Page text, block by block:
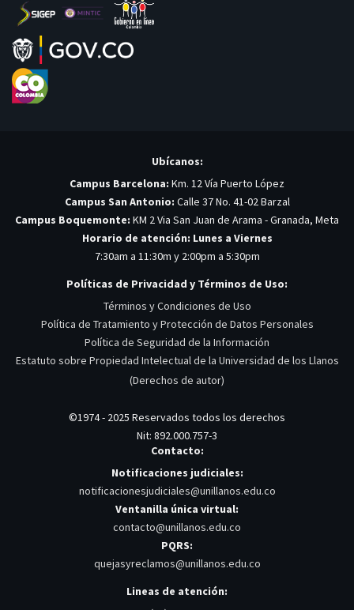
Ubícanos:
Campus Barcelona: Km. 12 Vía Puerto López
Campus San Antonio: Calle 37 No. 41-02 Barzal
Campus Boquemonte: KM 2 Via San Juan de Arama - Granada, Meta
Horario de atención: Lunes a Viernes
7:30am a 11:30m y 2:00pm a 5:30pm
Políticas de Privacidad y Términos de Uso:
Términos y Condiciones de Uso
Política de Tratamiento y Protección de Datos Personales
Política de Seguridad de la Información
Estatuto sobre Propiedad Intelectual de la Universidad de los Llanos
(Derechos de autor)
©1974 - 2025 Reservados todos los derechos
Nit: 892.000.757-3
Contacto:
Notificaciones judiciales:
notificacionesjudiciales@unillanos.edu.co
Ventanilla única virtual:
contacto@unillanos.edu.co
PQRS:
quejasyreclamos@unillanos.edu.co
Lineas de atención: